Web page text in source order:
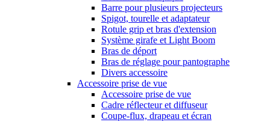
Barre pour plusieurs projecteurs
Spigot, tourelle et adaptateur
Rotule grip et bras d'extension
Système girafe et Light Boom
Bras de déport
Bras de réglage pour pantographe
Divers accessoire
Accessoire prise de vue
Accessoire prise de vue
Cadre réflecteur et diffuseur
Coupe-flux, drapeau et écran